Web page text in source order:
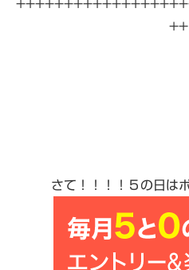
++
さて！！！！５の日は